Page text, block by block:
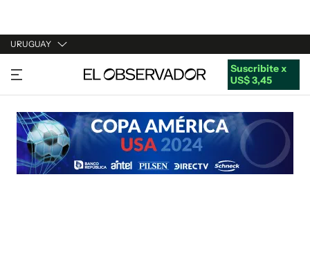
URUGUAY
URUGUAY
ARGENTINA
ESPAÑA
ESTADOS UNIDOS
Suscribite x
US$ 3,45